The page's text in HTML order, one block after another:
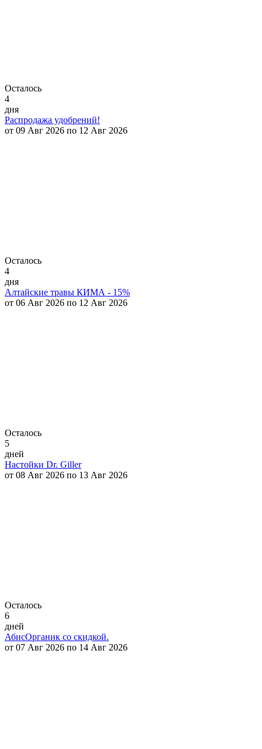
Осталось
4
дня
Распродажа удобрений!
от 09 Авг 2026 по 12 Авг 2026
Осталось
4
дня
Алтайские травы КИМА - 15%
от 06 Авг 2026 по 12 Авг 2026
Осталось
5
дней
Настойки Dr. Giller
от 08 Авг 2026 по 13 Авг 2026
Осталось
6
дней
АбисОрганик со скидкой.
от 07 Авг 2026 по 14 Авг 2026